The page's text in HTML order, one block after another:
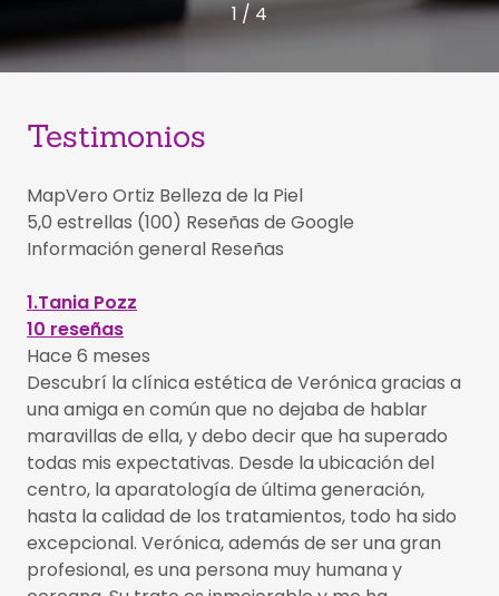
1 / 4
Testimonios
MapVero Ortiz Belleza de la Piel
5,0 estrellas (100) Reseñas de Google
Información general Reseñas
1.Tania Pozz
10 reseñas
Hace 6 meses
Descubrí la clínica estética de Verónica gracias a
una amiga en común que no dejaba de hablar
maravillas de ella, y debo decir que ha superado
todas mis expectativas. Desde la ubicación del
centro, la aparatología de última generación,
hasta la calidad de los tratamientos, todo ha sido
excepcional. Verónica, además de ser una gran
profesional, es una persona muy humana y